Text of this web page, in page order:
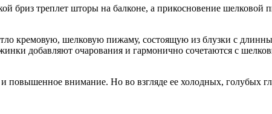
бриз треплет шторы на балконе, а прикосновение
кремовую, шелковую пижаму, состоящую из блузки с
добавляют очарования и гармонично сочетаются с
внимание. Но во взгляде ее холодных, голубых